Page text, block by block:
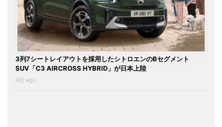
3列7シートレイアウトを採用したシトロエンのBセグメント
SUV「C3 AIRCROSS HYBRID」が日本上陸
4日 ago